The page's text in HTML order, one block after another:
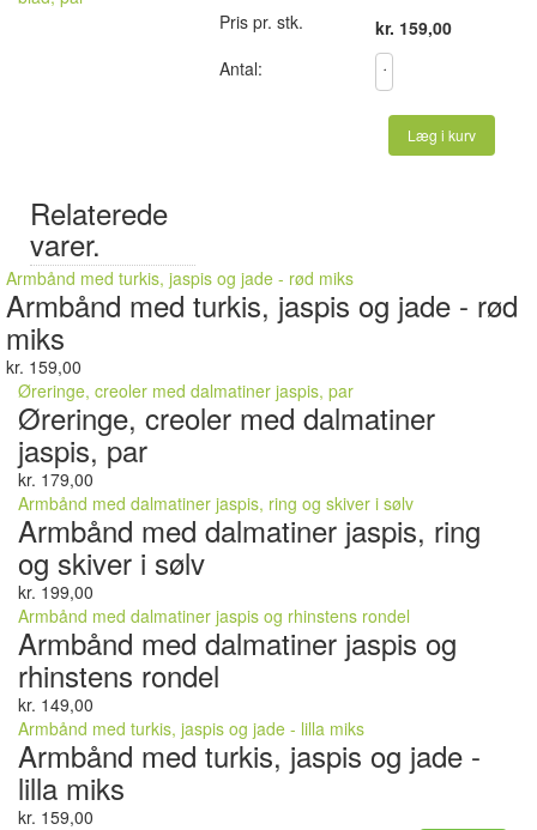
Pris pr. stk.
kr. 159,00
Antal:
Læg i kurv
Relaterede
varer.
Armbånd med turkis, jaspis og jade - rød miks
Armbånd med turkis, jaspis og jade - rød
miks
kr. 159,00
Øreringe, creoler med dalmatiner jaspis, par
Øreringe, creoler med dalmatiner
jaspis, par
kr. 179,00
Armbånd med dalmatiner jaspis, ring og skiver i sølv
Armbånd med dalmatiner jaspis, ring
og skiver i sølv
kr. 199,00
Armbånd med dalmatiner jaspis og rhinstens rondel
Armbånd med dalmatiner jaspis og
rhinstens rondel
kr. 149,00
Armbånd med turkis, jaspis og jade - lilla miks
Armbånd med turkis, jaspis og jade -
lilla miks
kr. 159,00